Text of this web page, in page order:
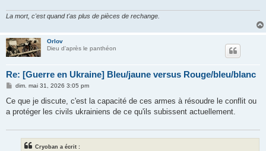
La mort, c'est quand t'as plus de pièces de rechange.
Orlov
Dieu d'après le panthéon
Re: [Guerre en Ukraine] Bleu/jaune versus Rouge/bleu/blanc
M
s
a
dim. mai 31, 2026 3:05 pm
Ce que je discute, c'est la capacité de ces armes à résoudre le conflit ou
a protéger les civils ukrainiens de ce qu'ils subissent actuellement.
Cryoban a écrit :